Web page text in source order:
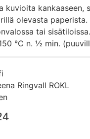
kuvioita
olevasta paperista.
tai
°C n. ½ min.
Ringvall ROKL